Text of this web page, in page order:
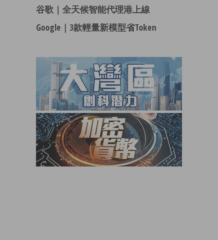
谷歌｜全天候智能代理港上線
Google｜3款輕量新模型省Token